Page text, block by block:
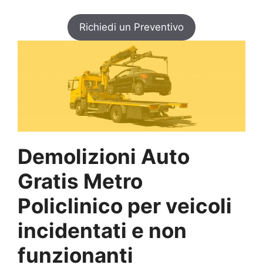
Richiedi un Preventivo
Demolizioni Auto
Gratis Metro
Policlinico per veicoli
incidentati e non
funzionanti